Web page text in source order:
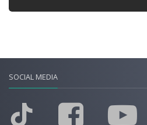
SOCIAL MEDIA